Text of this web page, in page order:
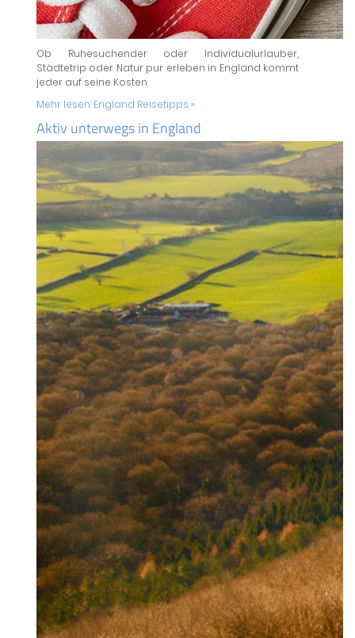
Ob Ruhesuchender oder Individualurlauber,
Städtetrip oder Natur pur erleben in England kommt
jeder auf seine Kosten.
Mehr lesen: England Reisetipps »
Aktiv unterwegs in England